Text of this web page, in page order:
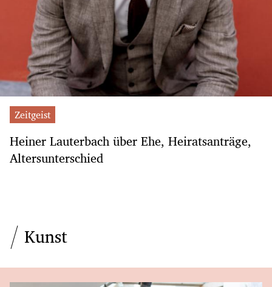
Zeitgeist
Heiner Lauterbach über Ehe, Heiratsanträge,
Altersunterschied
Kunst